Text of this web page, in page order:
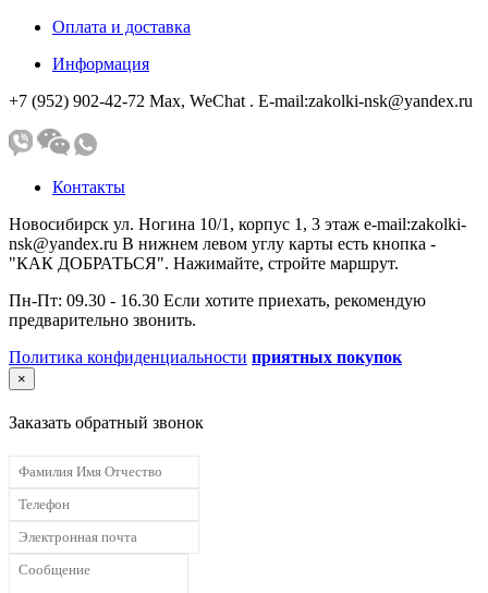
Оплата и доставка
Информация
+7 (952) 902-42-72 Мах, WeChat . E-mail:zakolki-nsk@yandex.ru
Контакты
Новосибирск ул. Ногина 10/1, корпус 1, 3 этаж e-mail:zakolki-
nsk@yandex.ru В нижнем левом углу карты есть кнопка -
"КАК ДОБРАТЬСЯ". Нажимайте, стройте маршрут.
Пн-Пт: 09.30 - 16.30 Если хотите приехать, рекомендую
предварительно звонить.
Политика конфиденциальности приятных покупок
×
Заказать обратный звонок